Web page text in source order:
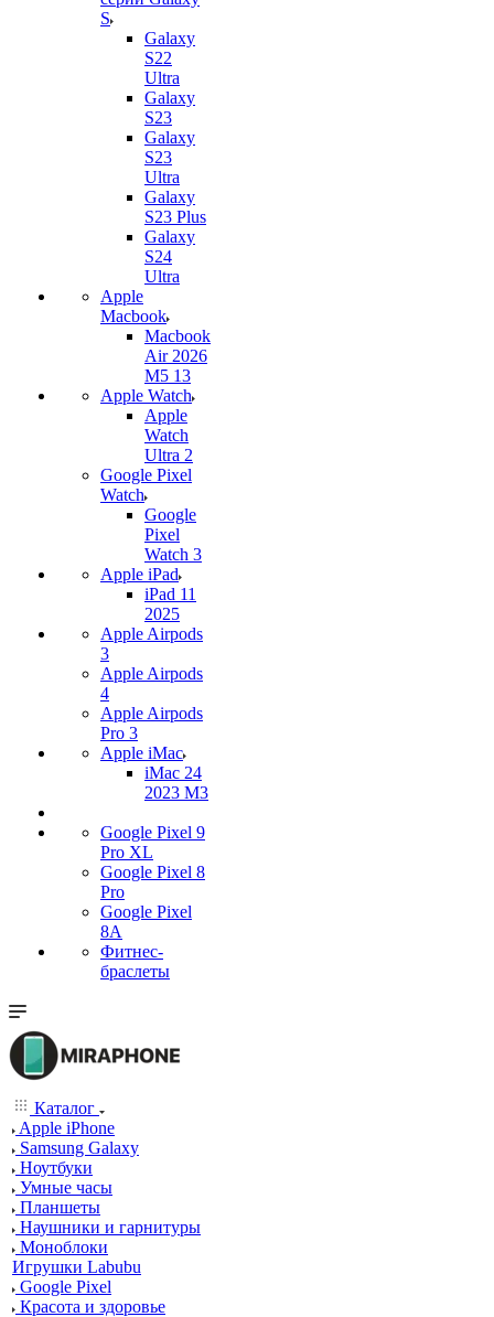
S
Galaxy
S22
Ultra
Galaxy
S23
Galaxy
S23
Ultra
Galaxy
S23 Plus
Galaxy
S24
Ultra
Apple
Macbook
Macbook
Air 2026
M5 13
Apple Watch
Apple
Watch
Ultra 2
Google Pixel
Watch
Google
Pixel
Watch 3
Apple iPad
iPad 11
2025
Apple Airpods
3
Apple Airpods
4
Apple Airpods
Pro 3
Apple iMac
iMac 24
2023 M3
Google Pixel 9
Pro XL
Google Pixel 8
Pro
Google Pixel
8A
Фитнес-
браслеты
Каталог
Apple iPhone
Samsung Galaxy
Ноутбуки
Умные часы
Планшеты
Наушники и гарнитуры
Моноблоки
Игрушки Labubu
Google Pixel
Красота и здоровье